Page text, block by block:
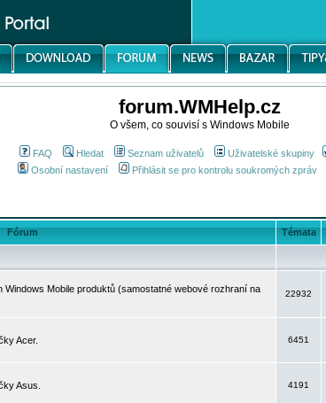
forum.WMHelp.cz
O všem, co souvisí s Windows Mobile
FAQ Hledat Seznam uživatelů Uživatelské skupiny
Osobní nastavení
Přihlásit se pro kontrolu soukromých zpráv
Fórum Témata
Mobile produktů (samostatné webové rozhraní na
22932
Acer.
6451
Asus.
4191